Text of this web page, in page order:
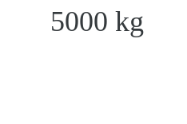
5000 kg